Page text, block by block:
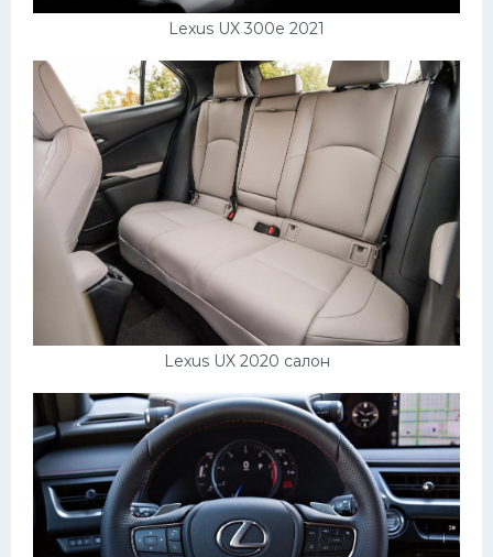
Lexus UX 300e 2021
Lexus UX 2020 салон